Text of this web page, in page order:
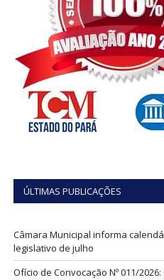
ÚLTIMAS PUBLICAÇÕES
Câmara Municipal informa
legislativo de julho
Ofício de Convocação Nº 011/